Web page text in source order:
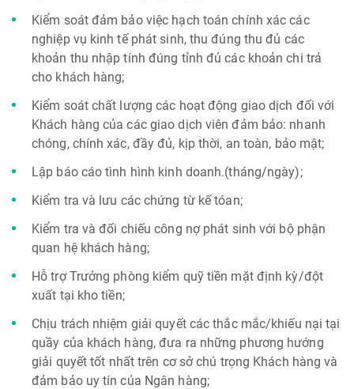
Kiểm soát đảm bảo việc hạch toán chính xác các
nghiệp vụ kinh tế phát sinh, thu đúng thu đủ các
khoản thu nhập tính đúng tỉnh đủ các khoản chi trả
cho khách hàng;
Kiểm soát chất lượng các hoạt động giao dịch đối với
Khách hàng của các giao dịch viên đảm bảo: nhanh
chóng, chính xác, đầy đủ, kịp thời, an toàn, bảo mật;
Lập báo cáo tình hình kinh doanh.(tháng/ngày);
Kiểm tra và lưu các chứng từ kế tóan;
Kiểm tra và đối chiếu công nợ phát sinh với bộ phận
quan hệ khách hàng;
Hỗ trợ Trưởng phòng kiểm quỹ tiền mặt định kỳ/đột
xuất tại kho tiền;
Chịu trách nhiệm giải quyết các thắc mắc/khiếu nại tại
quầy của khách hàng, đưa ra những phương hướng
giải quyết tốt nhất trên cơ sở chú trọng Khách hàng và
đảm bảo uy tín của Ngân hàng;